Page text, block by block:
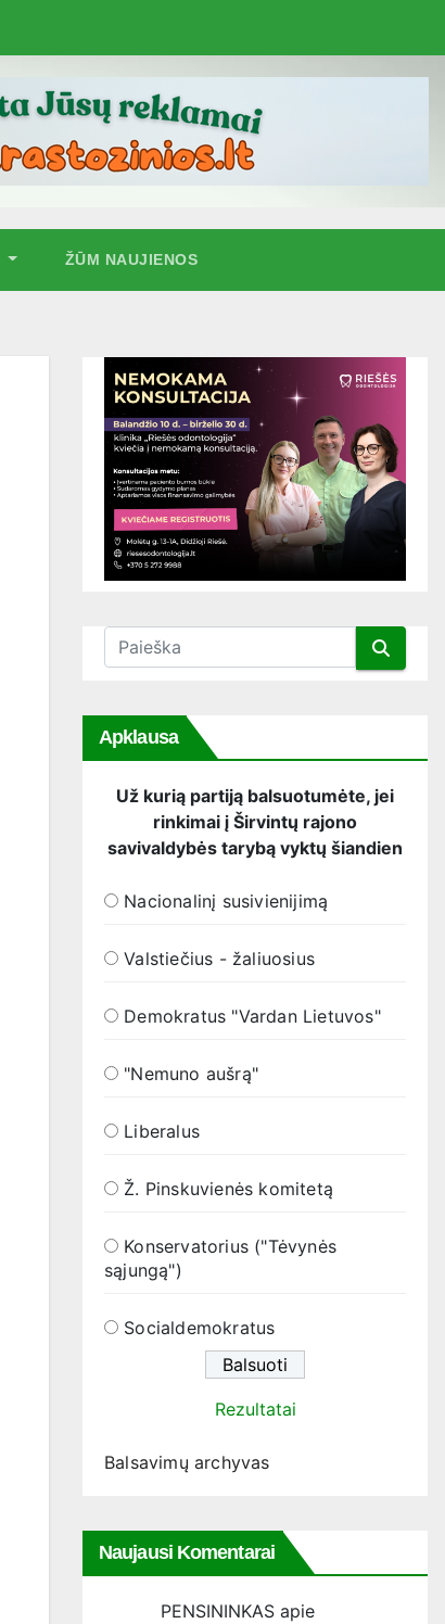
ŽŪM NAUJIENOS
Apklausa
Už kurią partiją balsuotumėte, jei
rinkimai į Širvintų rajono
savivaldybės tarybą vyktų šiandien
Nacionalinį susivienijimą
Valstiečius - žaliuosius
Demokratus "Vardan Lietuvos"
"Nemuno aušrą"
Liberalus
Ž. Pinskuvienės komitetą
Konservatorius ("Tėvynės
sąjungą")
Socialdemokratus
Rezultatai
Balsavimų archyvas
Naujausi Komentarai
PENSININKAS apie